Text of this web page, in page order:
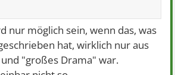
nur möglich sein, wenn das, was
hat, wirklich nur aus
"großes Drama" war.